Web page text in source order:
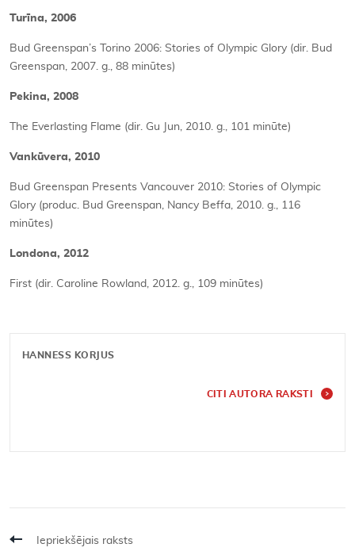
Turīna, 2006
Bud Greenspan’s Torino 2006: Stories of Olympic Glory (dir. Bud
Greenspan, 2007. g., 88 minūtes)
Pekina, 2008
The Everlasting Flame (dir. Gu Jun, 2010. g., 101 minūte)
Vankūvera, 2010
Bud Greenspan Presents Vancouver 2010: Stories of Olympic
Glory (produc. Bud Greenspan, Nancy Beffa, 2010. g., 116
minūtes)
Londona, 2012
First (dir. Caroline Rowland, 2012. g., 109 minūtes)
HANNESS KORJUS
CITI AUTORA RAKSTI
Iepriekšējais raksts